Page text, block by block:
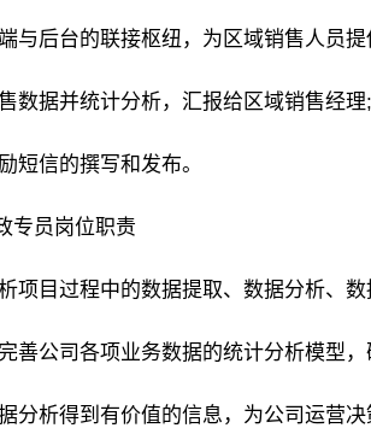
与后台的联接枢纽，为区域销售人员提
数据并统计分析，汇报给区域销售经理;
短信的撰写和发布。
专员岗位职责
项目过程中的数据提取、数据分析、
善公司各项业务数据的统计分析模型
分析得到有价值的信息，为公司运营